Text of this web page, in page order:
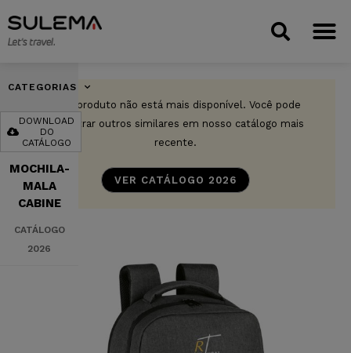
CATEGORIAS
DOWNLOAD
DO
CATÁLOGO
MOCHILA-
MALA
CABINE
CATÁLOGO
2026
Este produto não está mais disponível. Você pode
encontrar outros similares em nosso catálogo mais
recente.
VER CATÁLOGO 2026